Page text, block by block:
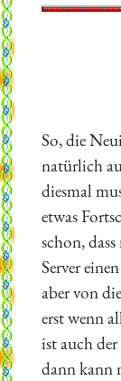
So, die
natürlich
diesmal
etwas
schon,
Server
aber von
erst wenn
ist auch der
dann kann